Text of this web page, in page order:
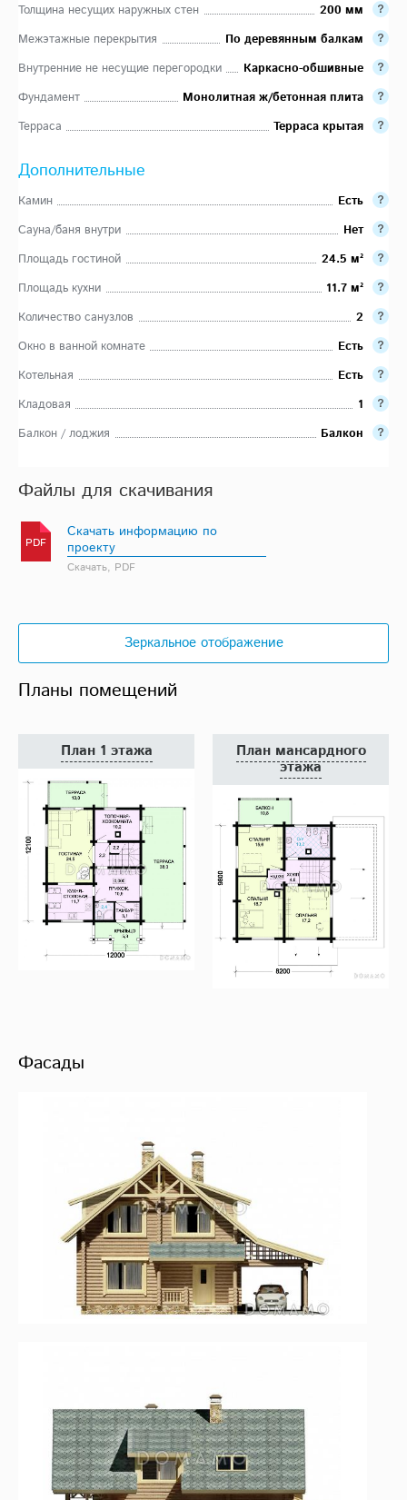
Толщина несущих наружных стен
200 мм
Межэтажные перекрытия
По деревянным балкам
Внутренние не несущие перегородки
Каркасно-обшивные
Фундамент
Монолитная ж/бетонная плита
Терраса
Терраса крытая
Дополнительные
Камин
Есть
Сауна/баня внутри
Нет
Площадь гостиной
24.5 м²
Площадь кухни
11.7 м²
Количество санузлов
2
Окно в ванной комнате
Есть
Котельная
Есть
Кладовая
1
Балкон / лоджия
Балкон
Файлы для скачивания
PDF
Скачать информацию по
проекту
Скачать, PDF
Планы помещений
Зеркальное отображение
План 1 этажа План мансардного
этажа
Фасады